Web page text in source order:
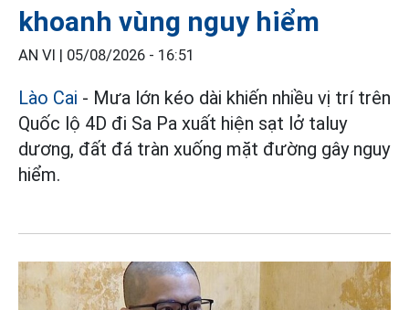
khoanh vùng nguy hiểm
AN VI | 05/08/2026 - 16:51
Lào Cai - Mưa lớn kéo dài khiến nhiều vị trí trên
Quốc lộ 4D đi Sa Pa xuất hiện sạt lở taluy
dương, đất đá tràn xuống mặt đường gây nguy
hiểm.